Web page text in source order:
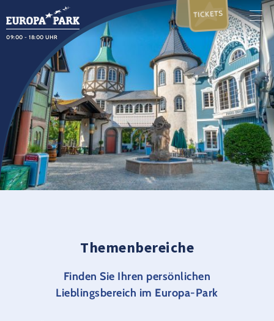
09:00 - 18:00 UHR
TICKETS
Themenbereiche
Finden Sie Ihren persönlichen
Lieblingsbereich im Europa-Park